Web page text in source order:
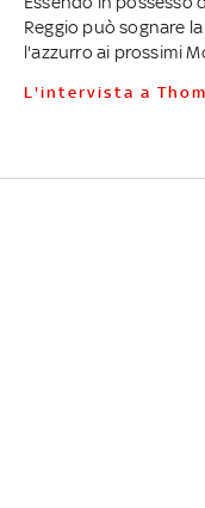
Reggio può sognare
l'azzurro ai prossimi
L'intervista a